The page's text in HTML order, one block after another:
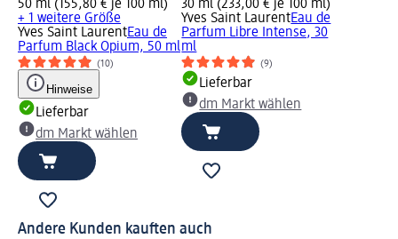
50 ml (155,80 € je 100 ml)
+ 1 weitere Größe
Yves Saint LaurentEau de
Parfum Black Opium, 50 ml
(10)
Hinweise
Lieferbar
dm Markt wählen
30 ml (233,00 € je 100 ml)
Yves Saint LaurentEau de
Parfum Libre Intense, 30
ml
(9)
Lieferbar
dm Markt wählen
Andere Kunden kauften auch